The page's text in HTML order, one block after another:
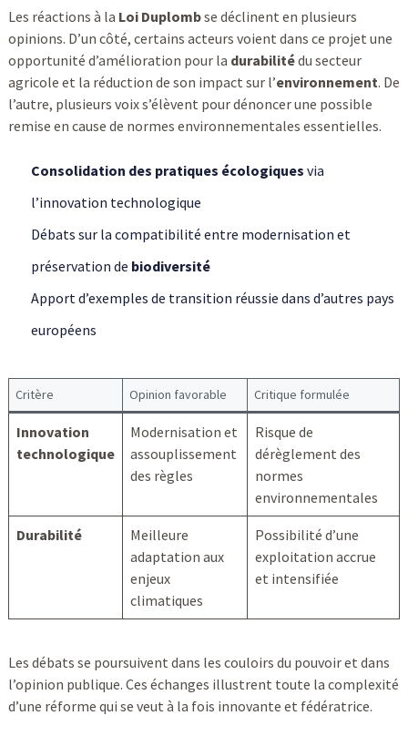
Les réactions à la Loi Duplombse déclinent en plusieurs
opinions. D’un côté, certains acteurs voient dans ce projet une
opportunité d’amélioration pour la durabilitédu secteur
agricole et la réduction de son impact sur l’environnement. De
l’autre, plusieurs voix s’élèvent pour dénoncer une possible
remise en cause de normes environnementales essentielles.
Consolidation des pratiques écologiques via
l’innovation technologique
Débats sur la compatibilité entre modernisation et
préservation de biodiversité
Apport d’exemples de transition réussie dans d’autres pays
européens
Critère Opinion favorable Critique formulée
Innovation
technologique
Modernisation et
assouplissement
des règles
Risque de
dérèglement des
normes
environnementales
Durabilité
Meilleure
adaptation aux
enjeux
climatiques
Possibilité d’une
exploitation accrue
et intensifiée
Les débats se poursuivent dans les couloirs du pouvoir et dans
l’opinion publique. Ces échanges illustrent toute la complexité
d’une réforme qui se veut à la fois innovante et fédératrice.